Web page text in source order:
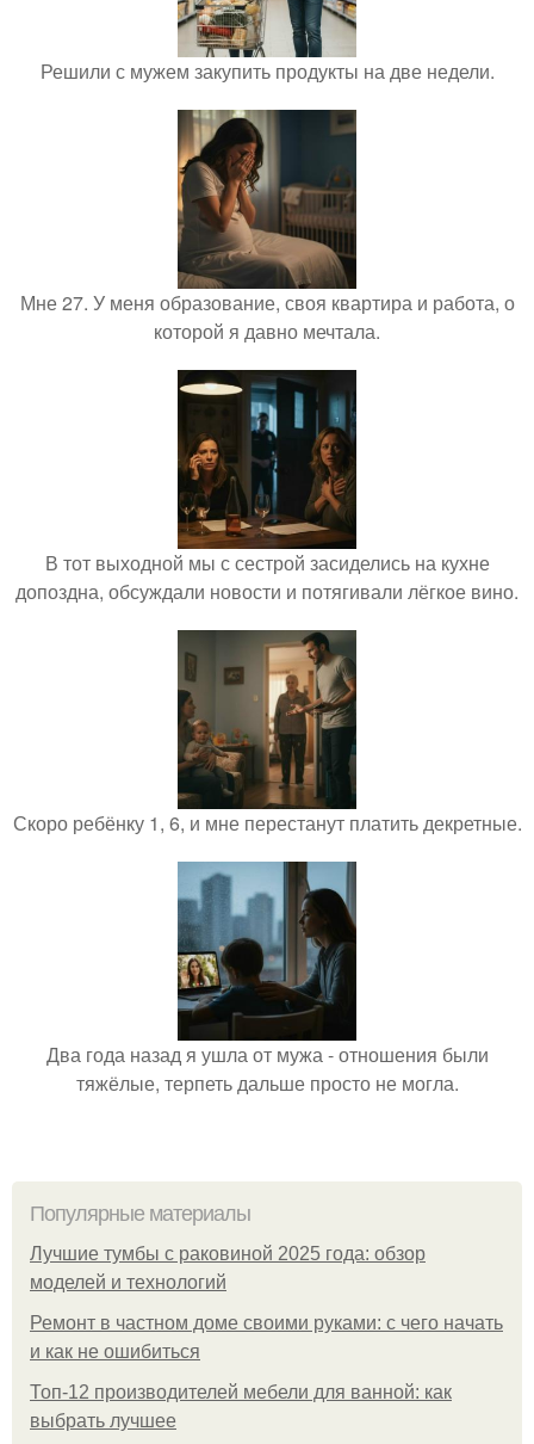
Решили с мужем закупить продукты на две недели.
Мне 27. У меня образование, своя квартира и работа, о
которой я давно мечтала.
В тот выходной мы с сестрой засиделись на кухне
допоздна, обсуждали новости и потягивали лёгкое вино.
Скоро ребёнку 1, 6, и мне перестанут платить декретные.
Два года назад я ушла от мужа - отношения были
тяжёлые, терпеть дальше просто не могла.
Популярные материалы
Лучшие тумбы с раковиной 2025 года: обзор
моделей и технологий
Ремонт в частном доме своими руками: с чего начать
и как не ошибиться
Топ-12 производителей мебели для ванной: как
выбрать лучшее